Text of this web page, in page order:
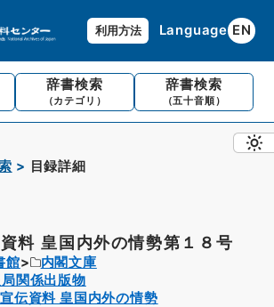
利用方法 Language EN
辞書検索
（カテゴリ）
辞書検索
（五十音順）
目録詳細
料 皇国内外の情勢第１８号
館
内閣文庫
関係出版物
伝資料 皇国内外の情勢